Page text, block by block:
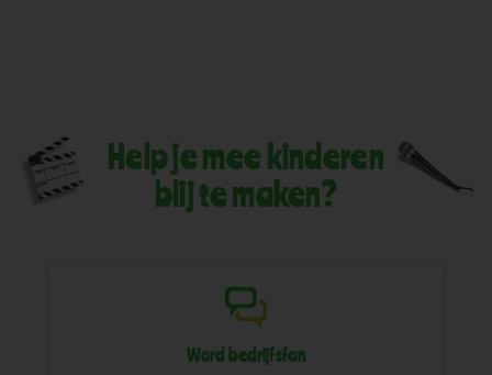
Help je mee kinderen
blij te maken?
Word bedrijfsfan